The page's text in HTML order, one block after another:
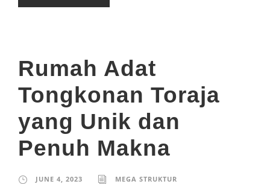
Rumah Adat
Tongkonan Toraja
yang Unik dan
Penuh Makna
JUNE 4, 2023
MEGA STRUKTUR